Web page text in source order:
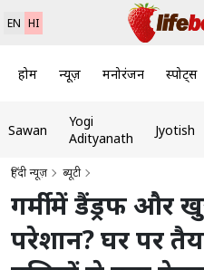
EN HI
होम न्यूज़ मनोरंजन स्पोर्ट्स
Sawan
Yogi
Adityanath
Jyotish
हिंदी न्यूज़ ब्यूटी
गर्मी में डैंड्रफ और
परेशान? घर पर